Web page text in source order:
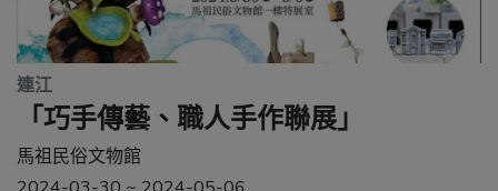
連江
「巧手傳藝、職人手作聯展」
馬祖民俗文物館